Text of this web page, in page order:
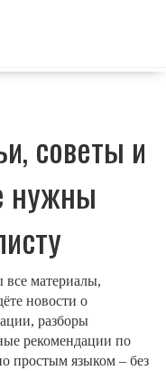
советы и
нужны
все материалы,
новости о
разборы
рекомендации по
простым языком – без